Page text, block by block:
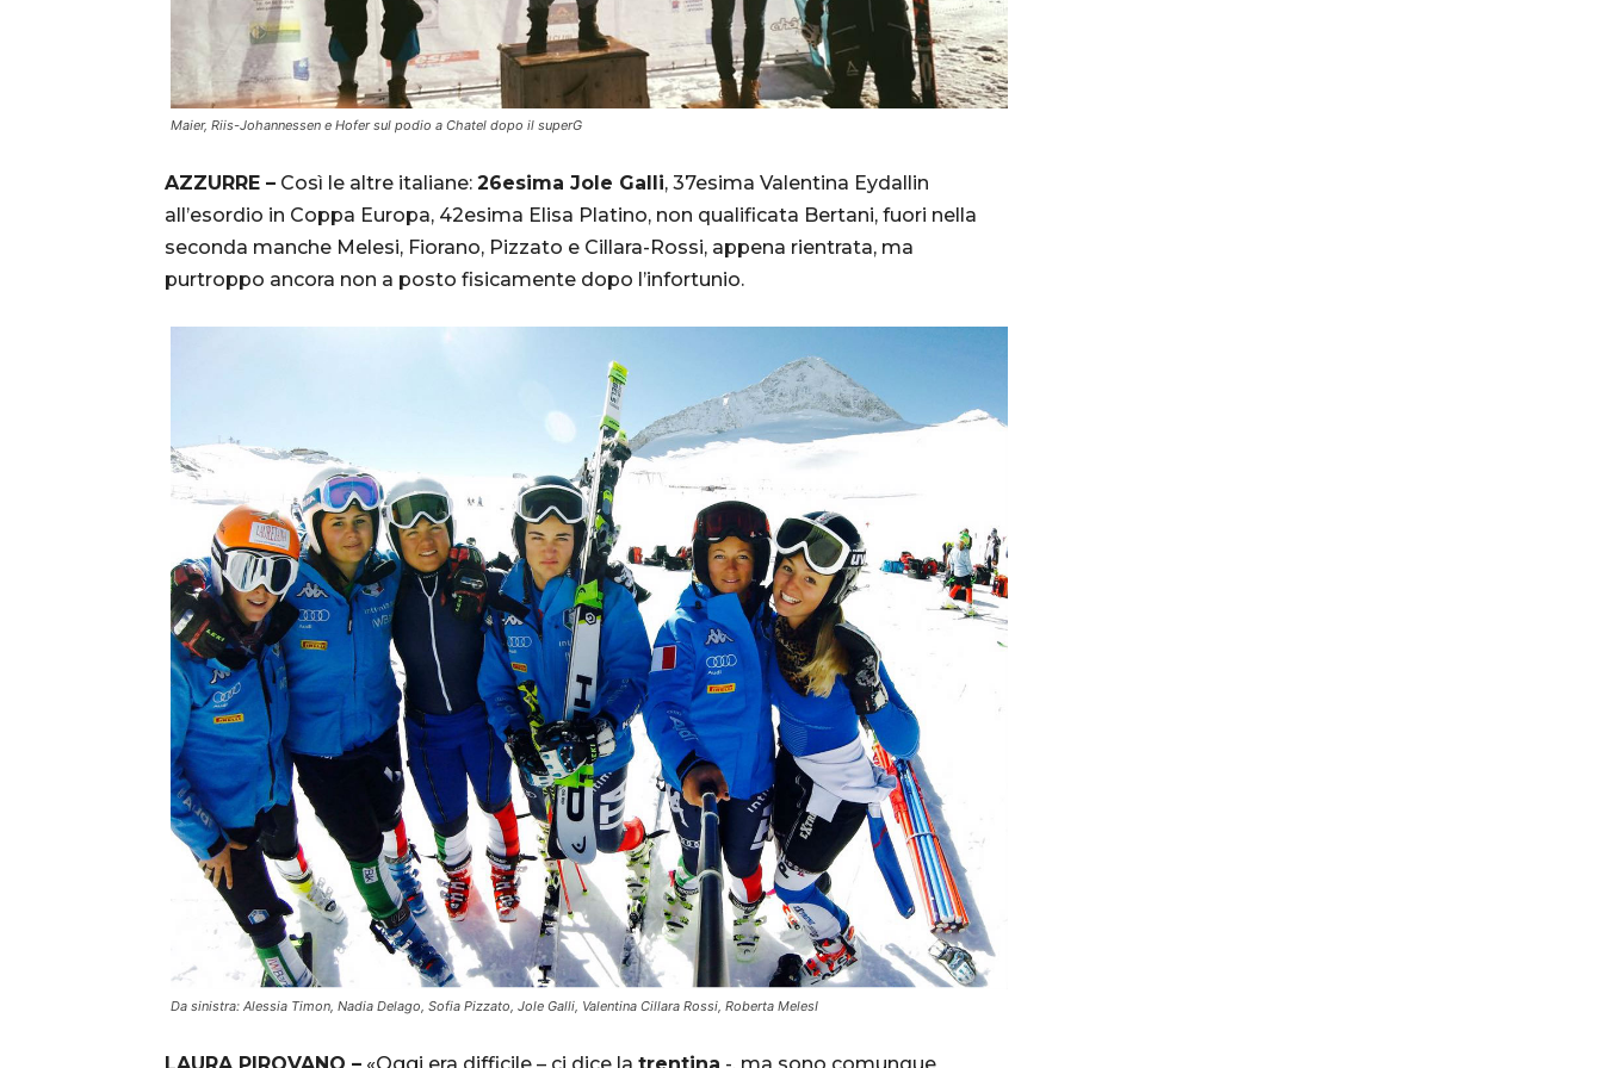
Maier, Riis-Johannessen e Hofer sul podio a Chatel dopo il superG
AZZURRE – Così le altre italiane: 26esima Jole Galli, 37esima Valentina Eydallin
all’esordio in Coppa Europa, 42esima Elisa Platino, non qualificata Bertani, fuori nella
seconda manche Melesi, Fiorano, Pizzato e Cillara-Rossi, appena rientrata, ma
purtroppo ancora non a posto fisicamente dopo l’infortunio.
Da sinistra: Alessia Timon, Nadia Delago, Sofia Pizzato, Jole Galli, Valentina Cillara Rossi, Roberta MelesI